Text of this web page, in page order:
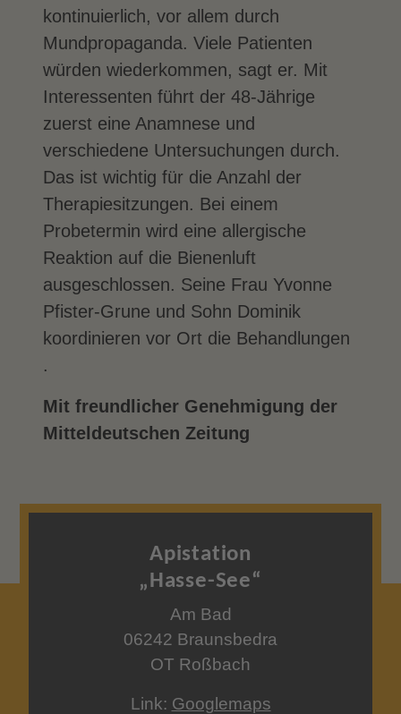
kontinuierlich, vor allem durch
Mundpropaganda. Viele Patienten
würden wiederkommen, sagt er. Mit
Interessenten führt der 48-Jährige
zuerst eine Anamnese und
verschiedene Untersuchungen durch.
Das ist wichtig für die Anzahl der
Therapiesitzungen. Bei einem
Probetermin wird eine allergische
Reaktion auf die Bienenluft
ausgeschlossen. Seine Frau Yvonne
Pfister-Grune und Sohn Dominik
koordinieren vor Ort die Behandlungen
.
Mit freundlicher Genehmigung der
Mitteldeutschen Zeitung
Apistation
„Hasse-See“
Am Bad
06242 Braunsbedra
OT Roßbach
Link: Googlemaps